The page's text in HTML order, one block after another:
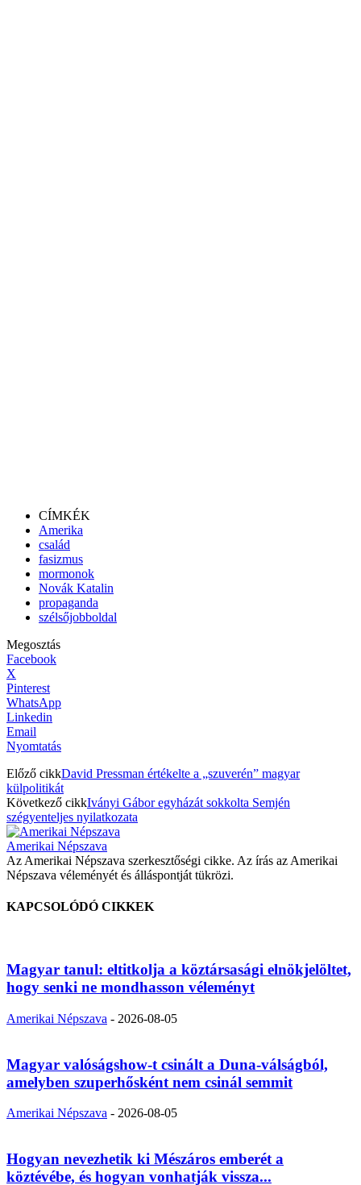
CÍMKÉK
Amerika
család
fasizmus
mormonok
Novák Katalin
propaganda
szélsőjobboldal
Megosztás
Facebook
X
Pinterest
WhatsApp
Linkedin
Email
Nyomtatás
Előző cikkDavid Pressman értékelte a „szuverén” magyar
külpolitikát
Következő cikkIványi Gábor egyházát sokkolta Semjén
szégyenteljes nyilatkozata
Amerikai Népszava
Az Amerikai Népszava szerkesztőségi cikke. Az írás az Amerikai
Népszava véleményét és álláspontját tükrözi.
KAPCSOLÓDÓ CIKKEK
Magyar tanul: eltitkolja a köztársasági elnökjelöltet,
hogy senki ne mondhasson véleményt
Amerikai Népszava - 2026-08-05
Magyar valóságshow-t csinált a Duna-válságból,
amelyben szuperhősként nem csinál semmit
Amerikai Népszava - 2026-08-05
Hogyan nevezhetik ki Mészáros emberét a
köztévébe, és hogyan vonhatják vissza...